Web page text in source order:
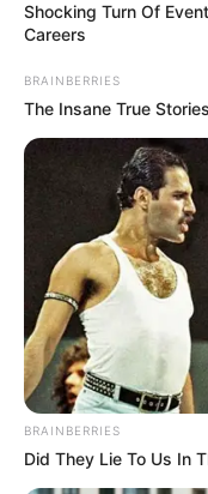
Shocking Turn Of
Careers
BRAINBERRIES
The Insane True
BRAINBERRIES
Did They Lie To Us In